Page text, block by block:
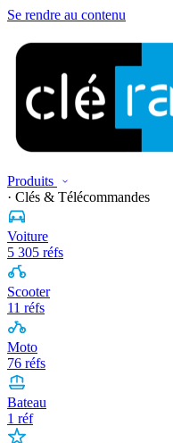
Se rendre au contenu
Produits
· Clés & Télécommandes
Voiture
5 305 réfs
Scooter
11 réfs
Moto
76 réfs
Bateau
1 réf